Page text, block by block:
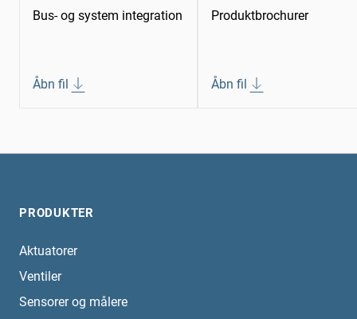
Bus- og system integration
Åbn fil
Produktbrochurer
Åbn fil
PRODUKTER
Aktuatorer
Ventiler
Sensorer og målere